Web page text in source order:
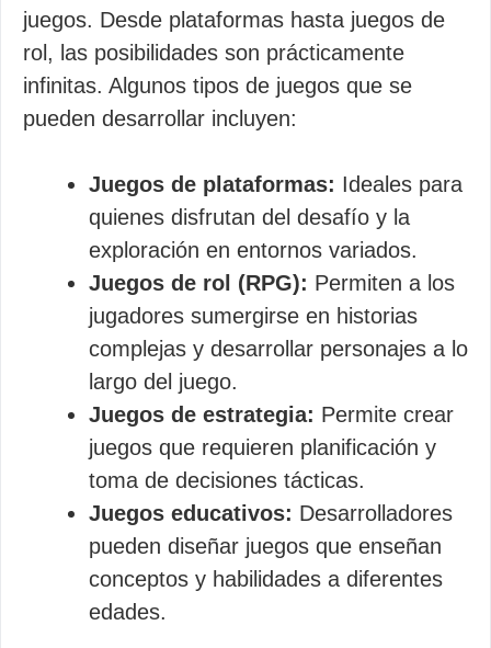
juegos. Desde plataformas hasta juegos de
rol, las posibilidades son prácticamente
infinitas. Algunos tipos de juegos que se
pueden desarrollar incluyen:
Juegos de plataformas: Ideales para
quienes disfrutan del desafío y la
exploración en entornos variados.
Juegos de rol (RPG): Permiten a los
jugadores sumergirse en historias
complejas y desarrollar personajes a lo
largo del juego.
Juegos de estrategia: Permite crear
juegos que requieren planificación y
toma de decisiones tácticas.
Juegos educativos: Desarrolladores
pueden diseñar juegos que enseñan
conceptos y habilidades a diferentes
edades.